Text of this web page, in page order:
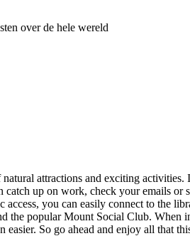
over de hele wereld
attractions and exciting
up on work, check your emails or
you can easily connect to the
the popular Mount Social Club. When
So go ahead and enjoy all that